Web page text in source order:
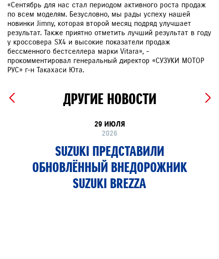
«Сентябрь для нас стал периодом активного роста продаж
по всем моделям. Безусловно, мы рады успеху нашей
новинки Jimny, которая второй месяц подряд улучшает
результат. Также приятно отметить лучший результат в году
у кроссовера SX4 и высокие показатели продаж
бессменного бестселлера марки Vitara», -
прокомментировал генеральный директор «СУЗУКИ МОТОР
РУС» г-н Такахаси Юта.
ДРУГИЕ НОВОСТИ
29 ИЮЛЯ
2026
SUZUKI ПРЕДСТАВИЛИ
ОБНОВЛЁННЫЙ ВНЕДОРОЖНИК
SUZUKI BREZZA